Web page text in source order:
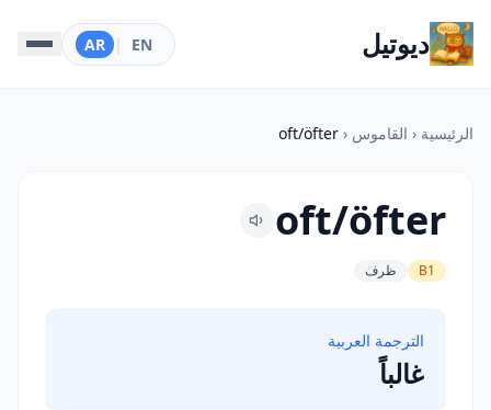
ديوتيل EN
|
AR
الرئيسية ‹ القاموس ‹
oft/öfter
oft/öfter
B1 ظرف
الترجمة العربية
غالباً